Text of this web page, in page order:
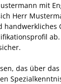
mit
Herr
ab.
das über